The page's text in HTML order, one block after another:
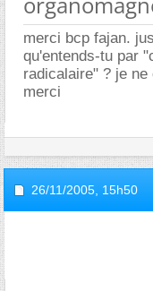
merci bcp fajan.
qu'entends-tu par
radicalaire" ? je
merci
26/11/2005, 15h50